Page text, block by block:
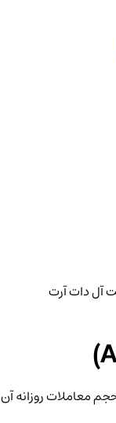
آل دات آرت
معاملات روزانه آن